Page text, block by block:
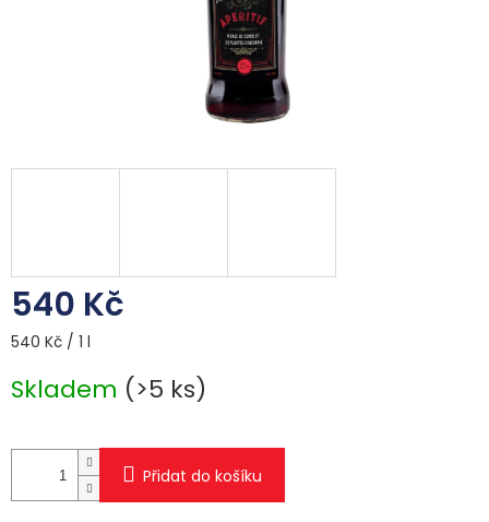
540 Kč
Měrná
540 Kč / 1 l
Skladem (>5 ks)
Přidat do košíku